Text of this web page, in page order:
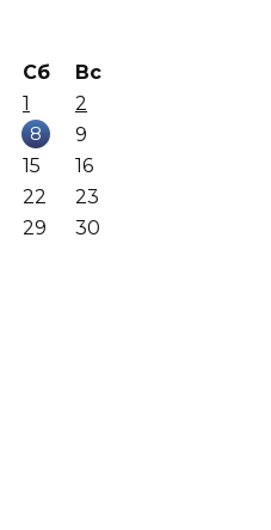
Сб
Вс
1
2
8
9
15
16
22
23
29
30